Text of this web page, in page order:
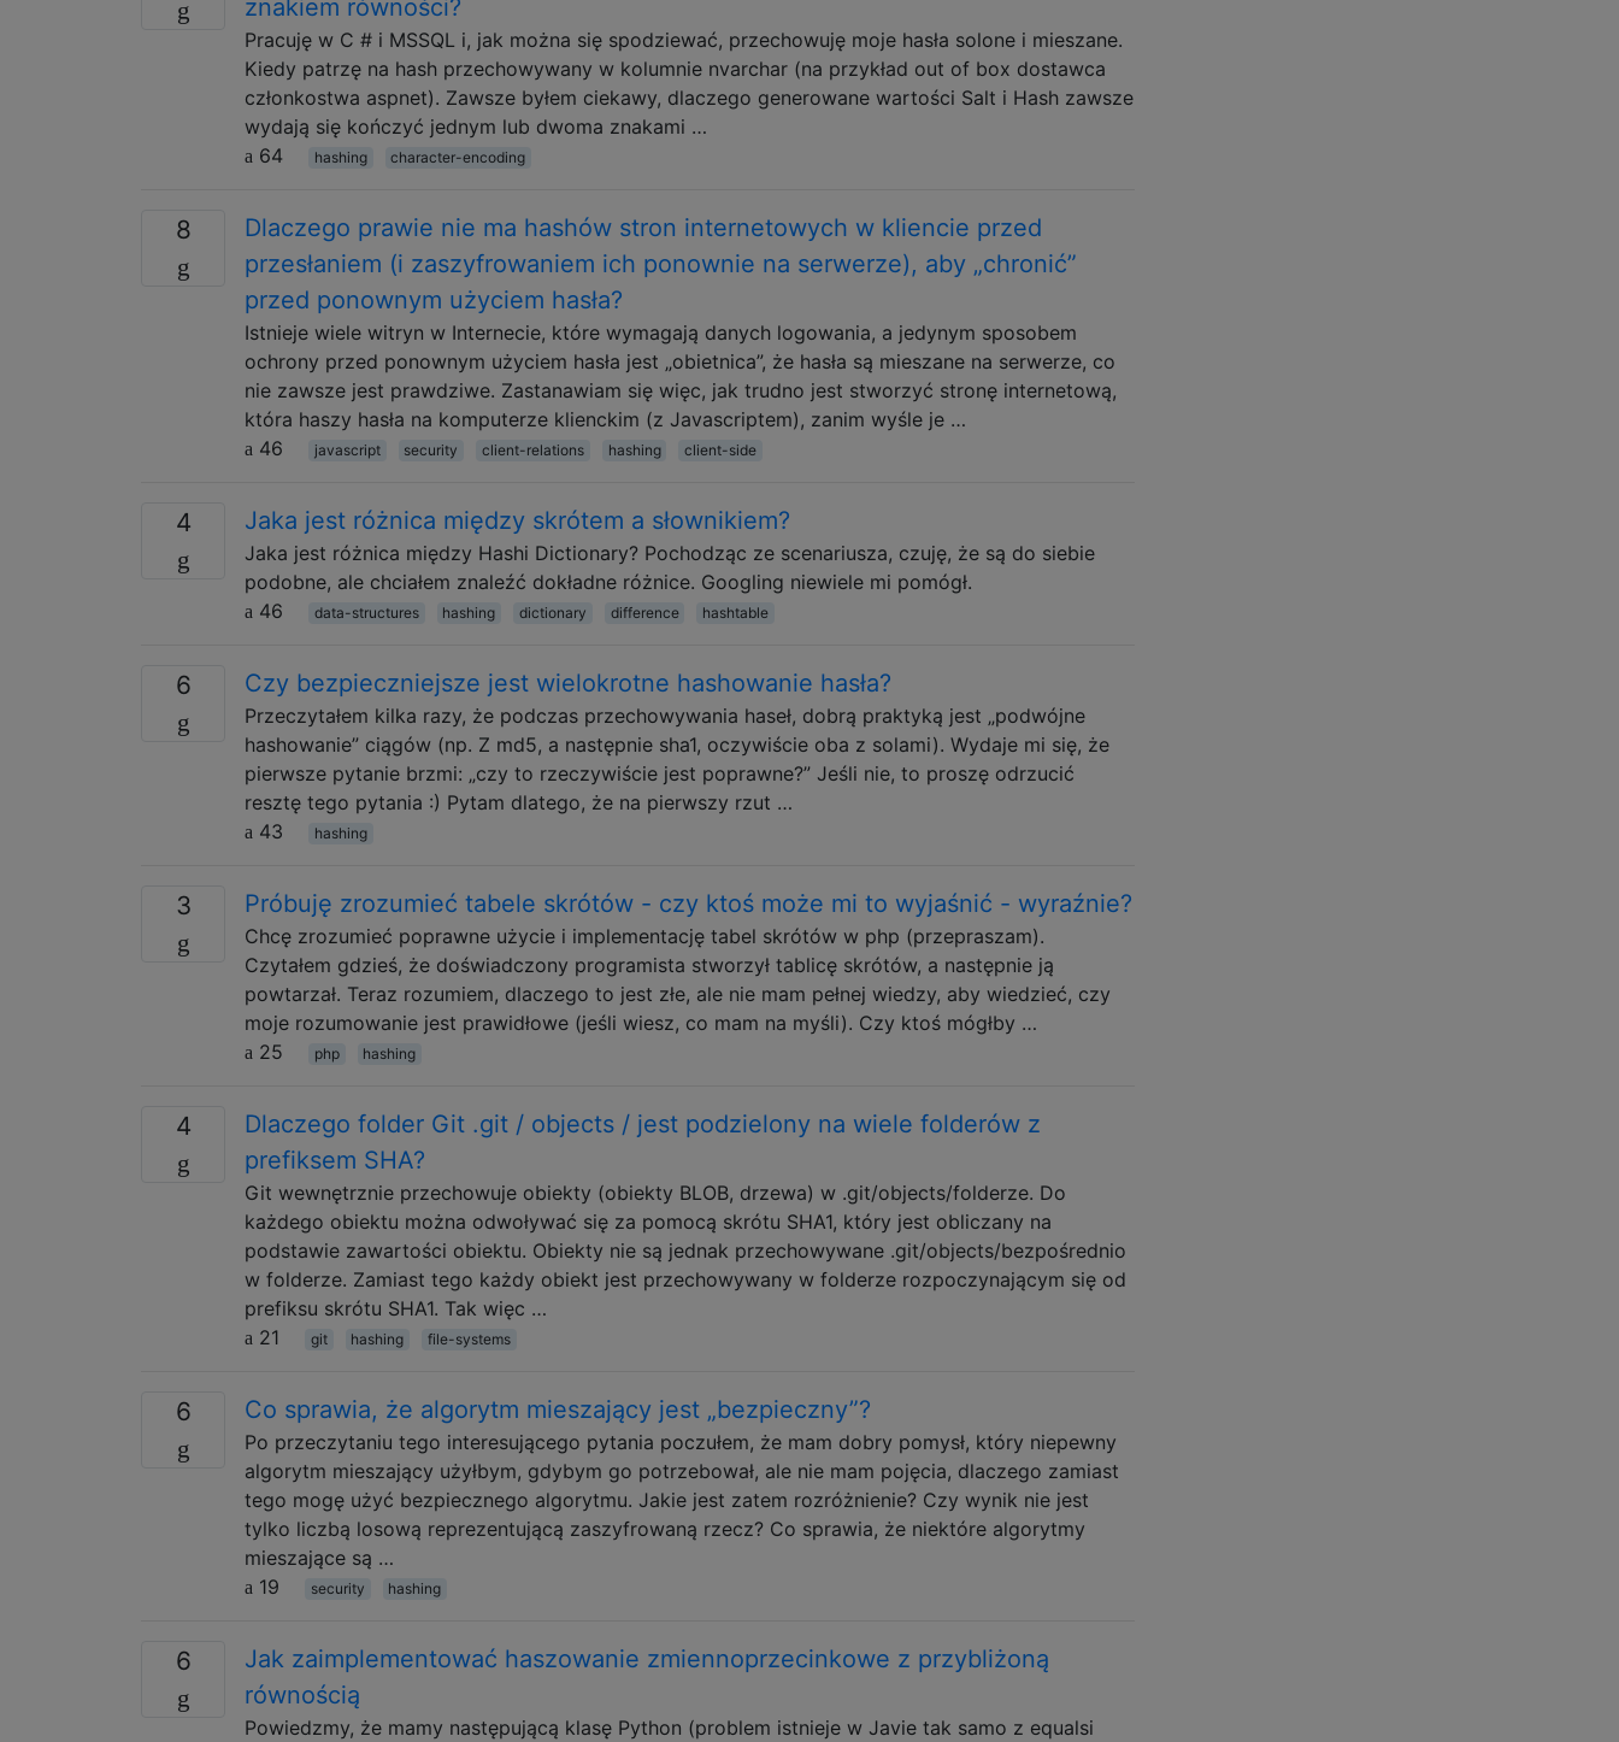
znakiem równości?
Pracuję w C # i MSSQL i, jak można się spodziewać, przechowuję moje hasła solone i mieszane.
Kiedy patrzę na hash przechowywany w kolumnie nvarchar (na przykład out of box dostawca
członkostwa aspnet). Zawsze byłem ciekawy, dlaczego generowane wartości Salt i Hash zawsze
wydają się kończyć jednym lub dwoma znakami …
64
hashing character-encoding
8
Dlaczego prawie nie ma hashów stron internetowych w kliencie przed
przesłaniem (i zaszyfrowaniem ich ponownie na serwerze), aby „chronić”
przed ponownym użyciem hasła?
Istnieje wiele witryn w Internecie, które wymagają danych logowania, a jedynym sposobem
ochrony przed ponownym użyciem hasła jest „obietnica”, że hasła są mieszane na serwerze, co
nie zawsze jest prawdziwe. Zastanawiam się więc, jak trudno jest stworzyć stronę internetową,
która haszy hasła na komputerze klienckim (z Javascriptem), zanim wyśle ​​je …
46
javascript security client-relations hashing client-side
4 Jaka jest różnica między skrótem a słownikiem?
Jaka jest różnica między Hashi Dictionary? Pochodząc ze scenariusza, czuję, że są do siebie
podobne, ale chciałem znaleźć dokładne różnice. Googling niewiele mi pomógł.
46
data-structures hashing dictionary difference hashtable
6 Czy bezpieczniejsze jest wielokrotne hashowanie hasła?
Przeczytałem kilka razy, że podczas przechowywania haseł, dobrą praktyką jest „podwójne
hashowanie” ciągów (np. Z md5, a następnie sha1, oczywiście oba z solami). Wydaje mi się, że
pierwsze pytanie brzmi: „czy to rzeczywiście jest poprawne?” Jeśli nie, to proszę odrzucić
resztę tego pytania :) Pytam dlatego, że na pierwszy rzut …
43
hashing
3 Próbuję zrozumieć tabele skrótów - czy ktoś może mi to wyjaśnić - wyraźnie?
Chcę zrozumieć poprawne użycie i implementację tabel skrótów w php (przepraszam).
Czytałem gdzieś, że doświadczony programista stworzył tablicę skrótów, a następnie ją
powtarzał. Teraz rozumiem, dlaczego to jest złe, ale nie mam pełnej wiedzy, aby wiedzieć, czy
moje rozumowanie jest prawidłowe (jeśli wiesz, co mam na myśli). Czy ktoś mógłby …
25
php hashing
4
Dlaczego folder Git .git / objects / jest podzielony na wiele folderów z
prefiksem SHA?
Git wewnętrznie przechowuje obiekty (obiekty BLOB, drzewa) w .git/objects/folderze. Do
każdego obiektu można odwoływać się za pomocą skrótu SHA1, który jest obliczany na
podstawie zawartości obiektu. Obiekty nie są jednak przechowywane .git/objects/bezpośrednio
w folderze. Zamiast tego każdy obiekt jest przechowywany w folderze rozpoczynającym się od
prefiksu skrótu SHA1. Tak więc …
21
git hashing file-systems
6 Co sprawia, że ​​algorytm mieszający jest „bezpieczny”?
Po przeczytaniu tego interesującego pytania poczułem, że mam dobry pomysł, który niepewny
algorytm mieszający użyłbym, gdybym go potrzebował, ale nie mam pojęcia, dlaczego zamiast
tego mogę użyć bezpiecznego algorytmu. Jakie jest zatem rozróżnienie? Czy wynik nie jest
tylko liczbą losową reprezentującą zaszyfrowaną rzecz? Co sprawia, że ​​niektóre algorytmy
mieszające są …
19
security hashing
6
Jak zaimplementować haszowanie zmiennoprzecinkowe z przybliżoną
równością
Powiedzmy, że mamy następującą klasę Python (problem istnieje w Javie tak samo z equalsi